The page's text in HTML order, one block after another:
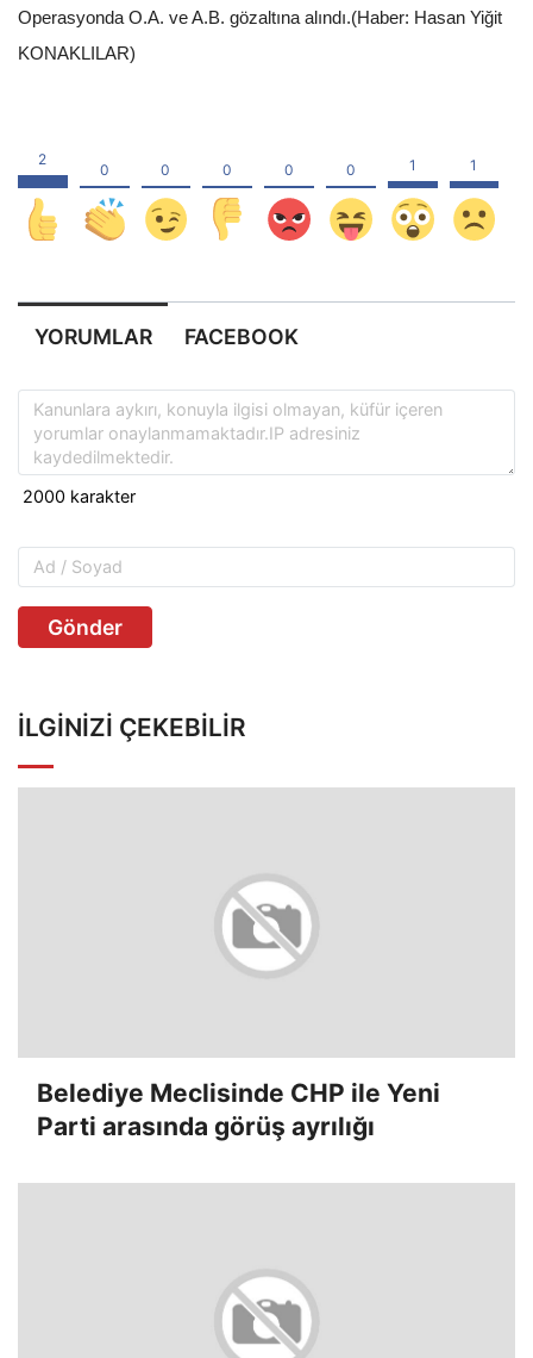
Operasyonda O.A. ve A.B. gözaltına alındı.(Haber: Hasan Yiğit
KONAKLILAR)
YORUMLAR FACEBOOK
Gönder
İLGINIZI ÇEKEBILIR
Belediye Meclisinde CHP ile Yeni
Parti arasında görüş ayrılığı